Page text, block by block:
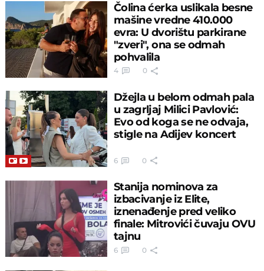
Čolina ćerka uslikala besne
mašine vredne 410.000
evra: U dvorištu parkirane
"zveri", ona se odmah
pohvalila
4 0
Džejla u belom odmah pala
u zagrljaj Milici Pavlović:
Evo od koga se ne odvaja,
stigle na Adijev koncert
6 0
Stanija nominova za
izbacivanje iz Elite,
iznenađenje pred veliko
finale: Mitrovići čuvaju OVU
tajnu
6 0